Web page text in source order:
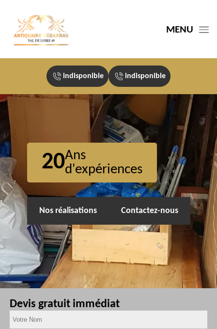
MENU
indisponible indisponible
20Ans
d'expériences
Nos réalisations Contactez-nous
Devis gratuit immédiat